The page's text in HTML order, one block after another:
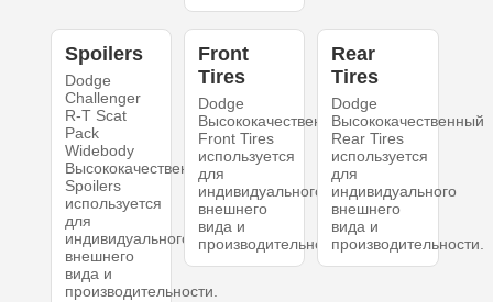
Spoilers
Dodge
Challenger
R-T Scat
Pack
Widebody
Высококачественный
Spoilers
используется
для
индивидуального
внешнего
вида и
производительности.
Front
Tires
Dodge
Высококачественный
Front Tires
используется
для
индивидуального
внешнего
вида и
производительности.
Rear
Tires
Dodge
Высококачественный
Rear Tires
используется
для
индивидуального
внешнего
вида и
производительности.